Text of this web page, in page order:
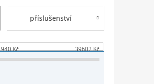
příslušenství
Kč 39602Kč